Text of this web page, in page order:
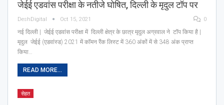
जेईई एडवांस परीक्षा के नतीजे घोषित, दिल्ली के मृदुल टॉप पर
DeshDigital Oct 15, 2021 0
नई दिल्ली | जेईई एडवांस परीक्षा में दिल्ली क्षेत्र के छात्र मृदुल अग्रवाल ने टॉप किया है |
मृदुल जेईई (एडवांस्ड) 2021 में कॉमन रैंक लिस्ट में 360 अंकों में से 348 अंक प्राप्त
किया…
READ MORE...
सेहत